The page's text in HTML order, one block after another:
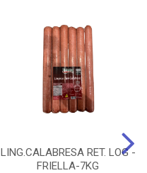
LING.CALABRESA RET. LOG -
FRIELLA-7KG